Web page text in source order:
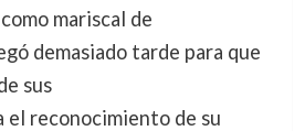
mariscal de
demasiado tarde para que
sus
reconocimiento de su